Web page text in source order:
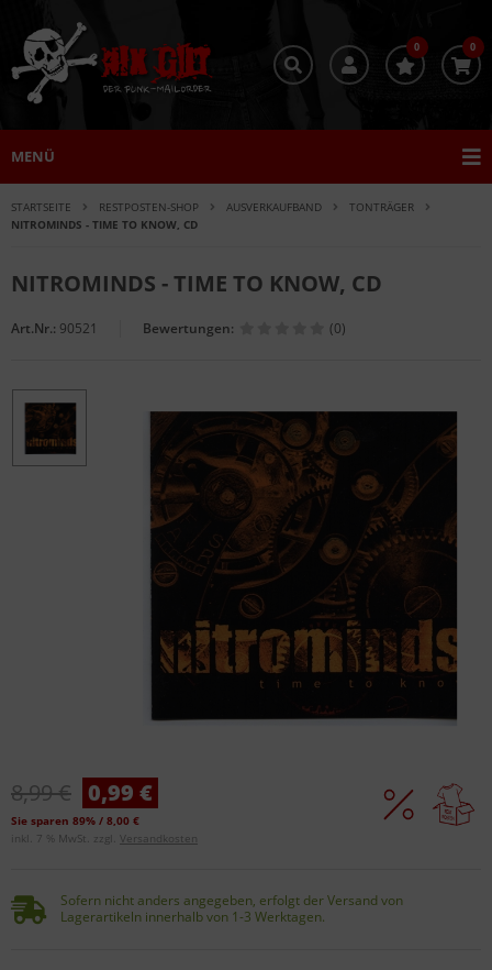
0 0
MENÜ
STARTSEITE RESTPOSTEN-SHOP AUSVERKAUFBAND
TONTRÄGER
NITROMINDS - TIME TO KNOW, CD
NITROMINDS - TIME TO KNOW, CD
Art.Nr.: 90521 Bewertungen: (0)
8,99 € 0,99 €
Sie sparen 89% / 8,00 €
inkl. 7 % MwSt. zzgl. Versandkosten
Sofern nicht anders angegeben, erfolgt der Versand von
Lagerartikeln innerhalb von 1-3 Werktagen.